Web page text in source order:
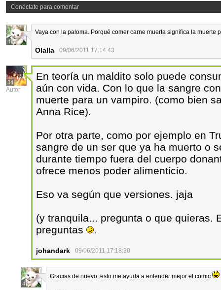
Conéctate para comentar
4
Vaya con la paloma. Porqué comer carne muerta significa la
Olalla 09/06/2011 17:14:43
34
Autor
En teoría un maldito solo puede
aún con vida. Con lo que la sangre
muerte para un vampiro. (como bien
Anna Rice).
Por otra parte, como por ejemplo en
sangre de un ser que ya ha muerto o
durante tiempo fuera del cuerpo
ofrece menos poder alimenticio.
Eso va según que versiones. jaja
(y tranquila... pregunta o que quieras.
preguntas
.
johandark 09/06/2011 17:18:30
4
Gracias de nuevo, esto me ayuda a entender mejor el comic